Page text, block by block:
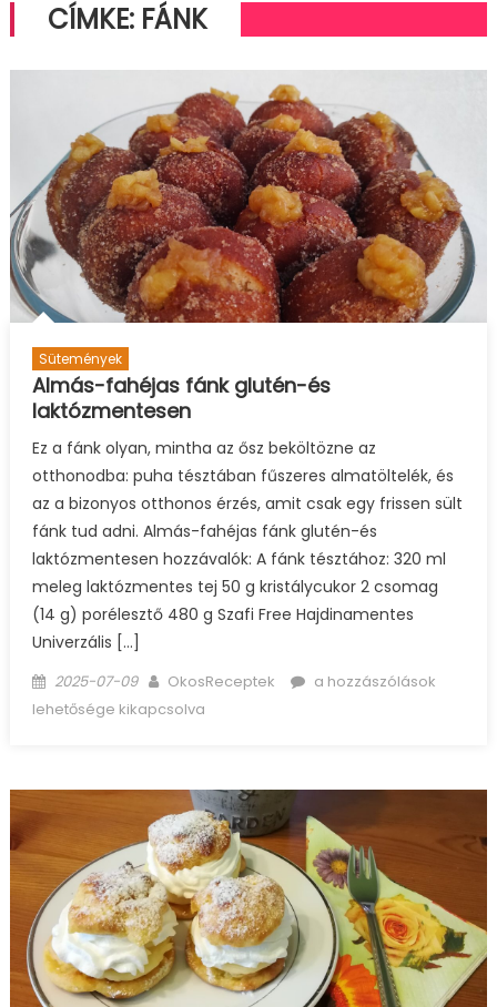
CÍMKE: FÁNK
Sütemények
Almás-fahéjas fánk glutén-és
laktózmentesen
Ez a fánk olyan, mintha az ősz beköltözne az
otthonodba: puha tésztában fűszeres almatöltelék, és
az a bizonyos otthonos érzés, amit csak egy frissen sült
fánk tud adni. Almás-fahéjas fánk glutén-és
laktózmentesen hozzávalók: A fánk tésztához: 320 ml
meleg laktózmentes tej 50 g kristálycukor 2 csomag
(14 g) porélesztő 480 g Szafi Free Hajdinamentes
Univerzális […]
Posted
on
2025-07-09 Author
OkosReceptek
Almás-
bejegyzéshez
a hozzászólások
lehetősége kikapcsolva